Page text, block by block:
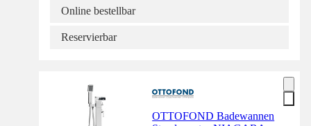
Online bestellbar
Reservierbar
OTTOFOND Badewannen